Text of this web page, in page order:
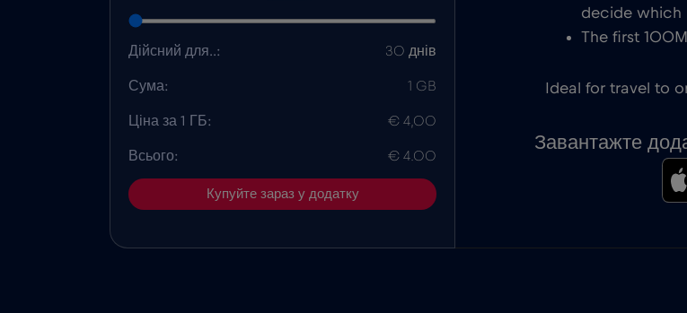
Дійсний для..: 30 днів
Сума: 1 GB
Ціна за 1 ГБ: € 4,00
Всього: € 4.00
Купуйте зараз у додатку
decide which
The first
Ideal for travel to
Завантажте